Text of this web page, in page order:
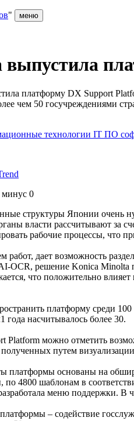
" меню
платформу DX Support
чем 50 госучреждениями
технологии IT ПО
минус 0
структуры Японии очень
власти рассчитывают за
рабочие процессы, что
работ, дает возможность
OCR, решение Konica Minolta
что положительно
платформу среди
насчитывалось более 30.
Platform можно отметить
путем
платформы основаны на
по 4800 шаблонам в
меню поддержки.
– содействие